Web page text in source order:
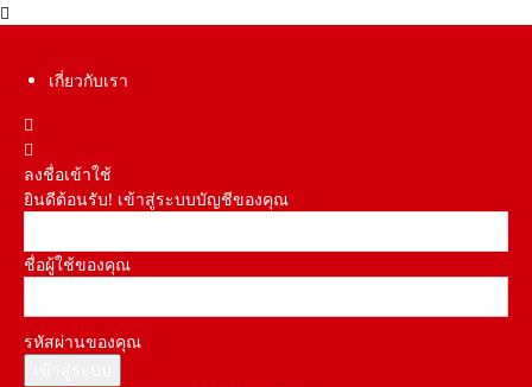
เกี่ยวกับเรา
ลงชื่อเข้าใช้
ยินดีต้อนรับ! เข้าสู่ระบบบัญชีของคุณ
ชื่อผู้ใช้ของคุณ
รหัสผ่านของคุณ